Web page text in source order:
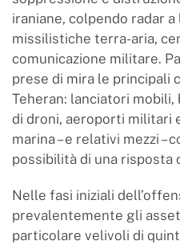
iraniane, colpendo radar
missilistiche terra-aria,
comunicazione militare.
prese di mira le principali
Teheran: lanciatori
di droni, aeroporti militari
marina – e relativi mezzi –
possibilità di una risposta
Nelle fasi iniziali
prevalentemente gli
particolare velivoli di